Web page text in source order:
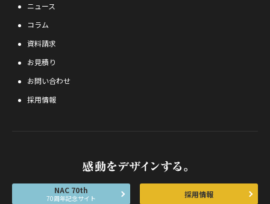
ニュース
コラム
資料請求
お見積り
お問い合わせ
採用情報
NAC 70th
70周年記念サイト 採用情報